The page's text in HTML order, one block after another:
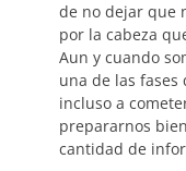
de no dejar que
por la cabeza
Aun y cuando
una de las fases
incluso a
prepararnos
cantidad de